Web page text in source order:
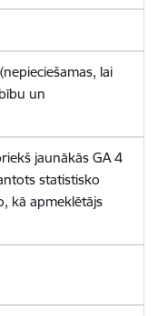
lai
un
jaunākās GA 4
statistisko
kā apmeklētājs